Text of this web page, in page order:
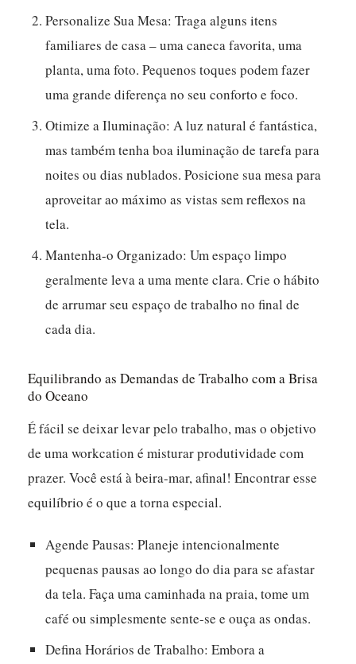
Personalize Sua Mesa: Traga alguns itens
familiares de casa – uma caneca favorita, uma
planta, uma foto. Pequenos toques podem fazer
uma grande diferença no seu conforto e foco.
Otimize a Iluminação: A luz natural é fantástica,
mas também tenha boa iluminação de tarefa para
noites ou dias nublados. Posicione sua mesa para
aproveitar ao máximo as vistas sem reflexos na
tela.
Mantenha-o Organizado: Um espaço limpo
geralmente leva a uma mente clara. Crie o hábito
de arrumar seu espaço de trabalho no final de
cada dia.
Equilibrando as Demandas de Trabalho com a Brisa
do Oceano
É fácil se deixar levar pelo trabalho, mas o objetivo
de uma workcation é misturar produtividade com
prazer. Você está à beira-mar, afinal! Encontrar esse
equilíbrio é o que a torna especial.
Agende Pausas: Planeje intencionalmente
pequenas pausas ao longo do dia para se afastar
da tela. Faça uma caminhada na praia, tome um
café ou simplesmente sente-se e ouça as ondas.
Defina Horários de Trabalho: Embora a